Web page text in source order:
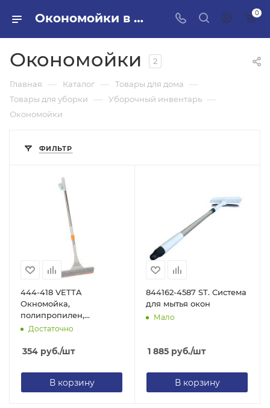
Окономойки в ПИЛОН — купить стройматериалы в интернет-магазине ПИЛОН с доставкой оптом и в розницу 0
Окономойки 2
Главная — Каталог — Товары для дома —
Товары для уборки — Уборочный инвентарь —
Окономойки
ФИЛЬТР
444-418 VETTA
Окномойка,
полипропилен,
нерж.сталь,
см
Достаточно
354 руб./шт
В корзину
844162-4587 ST. Система
для мытья окон
Мало
1 885 руб./шт
В корзину